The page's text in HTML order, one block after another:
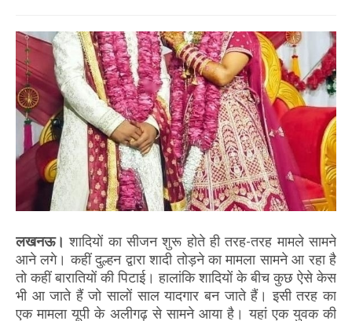
लखनऊ। शादियों का सीजन शुरू होते ही तरह-तरह मामले सामने
आने लगे। कहीं दुल्हन द्वारा शादी तोड़ने का मामला सामने आ रहा है
तो कहीं बारातियों की पिटाई। हालांकि शादियों के बीच कुछ ऐसे केस
भी आ जाते हैं जो सालों साल यादगार बन जाते हैं। इसी तरह का
एक मामला यूपी के अलीगढ़ से सामने आया है। यहां एक युवक की